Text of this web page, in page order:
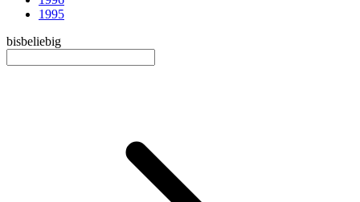
1995
bisbeliebig